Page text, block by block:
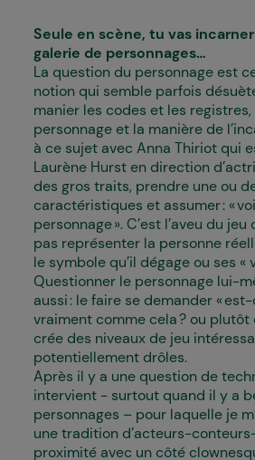
Seule en scène, tu vas
galerie de personnages…
La question du personnage est
notion qui semble parfois
manier les codes et les
personnage et la manière de
à ce sujet avec Anna Thiriot qui
Laurène Hurst en direction
des gros traits, prendre une ou
caractéristiques et assumer : «
personnage ». C’est l’aveu du
pas représenter la personne
le symbole qu’il dégage ou ses «
Questionner le personnage lui-
aussi : le faire se demander «
vraiment comme cela ? ou plutôt
crée des niveaux de jeu
potentiellement drôles.
Après il y a une question de
intervient - surtout quand il y a
personnages – pour laquelle je
une tradition d’acteurs-
proximité avec un côté